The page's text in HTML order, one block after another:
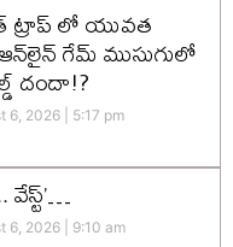
ట్రాప్ లో యువత
ఆన్‌లైన్ గేమ్ ముసుగులో
దందా!?
6, 2026 5:17 pm
వేస్ట్’…
6, 2026 9:10 am